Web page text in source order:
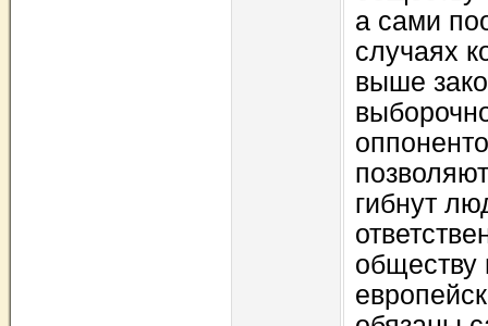
а сами
случаях
выше
гибнут
обществу